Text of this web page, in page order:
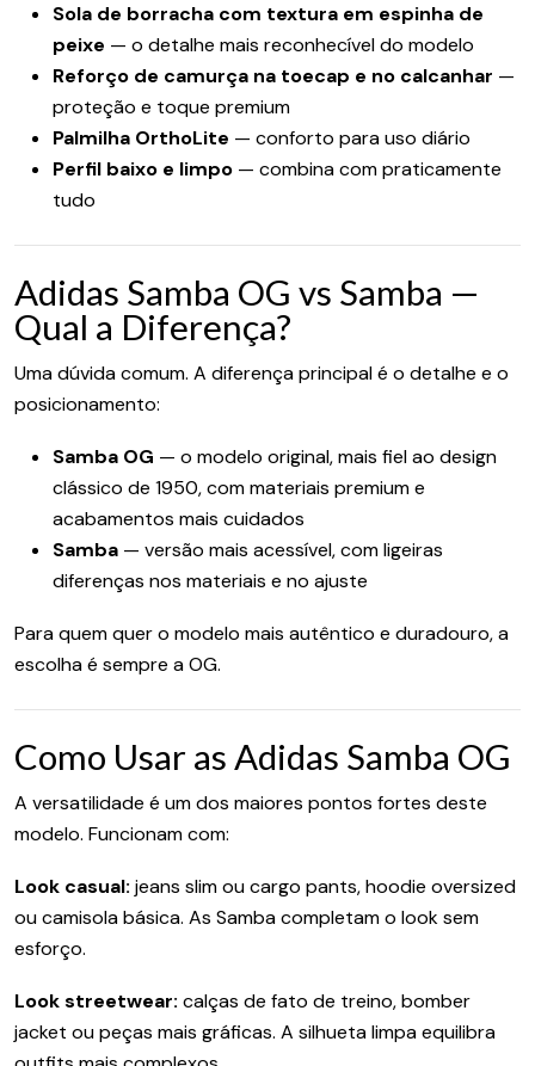
Sola de borracha com textura em espinha de
peixe — o detalhe mais reconhecível do modelo
Reforço de camurça na toecap e no calcanhar —
proteção e toque premium
Palmilha OrthoLite — conforto para uso diário
Perfil baixo e limpo — combina com praticamente
tudo
Adidas Samba OG vs Samba —
Qual a Diferença?
Uma dúvida comum. A diferença principal é o detalhe e o
posicionamento:
Samba OG — o modelo original, mais fiel ao design
clássico de 1950, com materiais premium e
acabamentos mais cuidados
Samba — versão mais acessível, com ligeiras
diferenças nos materiais e no ajuste
Para quem quer o modelo mais autêntico e duradouro, a
escolha é sempre a OG.
Como Usar as Adidas Samba OG
A versatilidade é um dos maiores pontos fortes deste
modelo. Funcionam com:
Look casual: jeans slim ou cargo pants, hoodie oversized
ou camisola básica. As Samba completam o look sem
esforço.
Look streetwear: calças de fato de treino, bomber
jacket ou peças mais gráficas. A silhueta limpa equilibra